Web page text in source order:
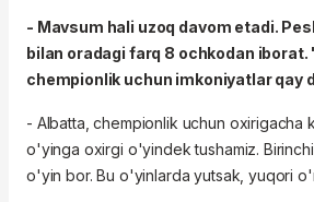
- Mavsum hali uzoq davom etadi.
bilan oradagi farq 8 ochkodan
chempionlik uchun imkoniyatlar qay
- Albatta, chempionlik uchun oxirigacha
o'yinga oxirgi o'yindek tushamiz.
o'yin bor. Bu o'yinlarda yutsak, yuqori